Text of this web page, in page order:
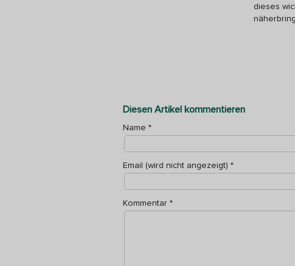
dieses
Diesen Artikel kommentieren
Name *
Email (wird nicht angezeigt) *
Kommentar *